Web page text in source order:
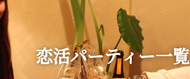
恋活パーティー一覧